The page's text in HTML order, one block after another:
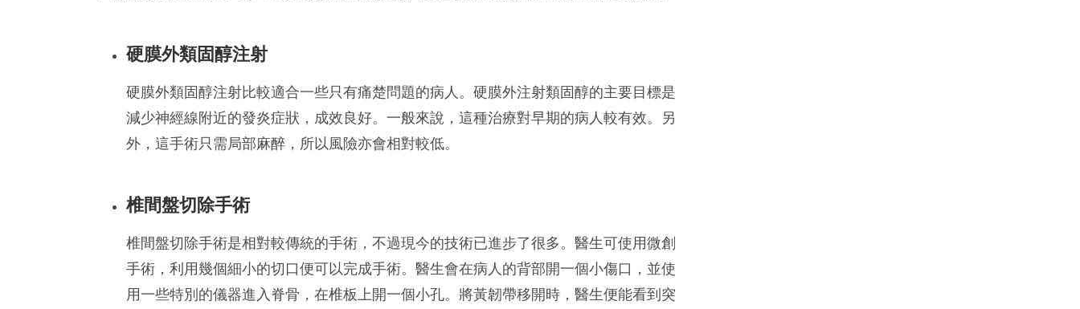
硬膜外類固醇注射
硬膜外類固醇注射比較適合一些只有痛楚問題的病人。硬膜外注射類固醇的主要目標是
減少神經線附近的發炎症狀，成效良好。一般來說，這種治療對早期的病人較有效。另
外，這手術只需局部麻醉，所以風險亦會相對較低。
椎間盤切除手術
椎間盤切除手術是相對較傳統的手術，不過現今的技術已進步了很多。醫生可使用微創
手術，利用幾個細小的切口便可以完成手術。醫生會在病人的背部開一個小傷口，並使
用一些特別的儀器進入脊骨，在椎板上開一個小孔。將黃韌帶移開時，醫生便能看到突